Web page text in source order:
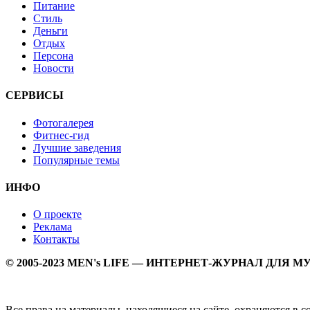
Питание
Стиль
Деньги
Отдых
Персона
Новости
СЕРВИСЫ
Фотогалерея
Фитнес-гид
Лучшие заведения
Популярные темы
ИНФО
О проекте
Реклама
Контакты
© 2005-2023 MEN's LIFE — ИНТЕРНЕТ-ЖУРНАЛ ДЛЯ